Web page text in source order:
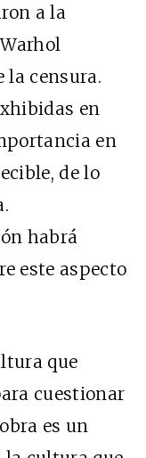
a la
la censura.
en
en
de lo
habrá
este aspecto
que
cuestionar
es un